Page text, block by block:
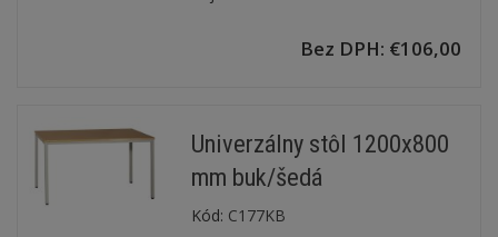
Bez DPH: €106,00
Univerzálny stôl 1200x800
mm buk/šedá
Kód: C177KB